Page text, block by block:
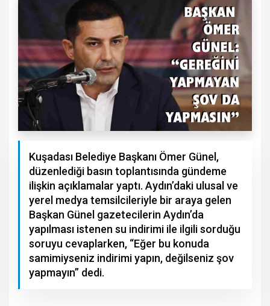
Kuşadası Belediye Başkanı Ömer Günel,
düzenlediği basın toplantısında gündeme
ilişkin açıklamalar yaptı. Aydın’daki ulusal ve
yerel medya temsilcileriyle bir araya gelen
Başkan Günel gazetecilerin Aydın’da
yapılması istenen su indirimi ile ilgili sorduğu
soruyu cevaplarken, “Eğer bu konuda
samimiyseniz indirimi yapın, değilseniz şov
yapmayın” dedi.